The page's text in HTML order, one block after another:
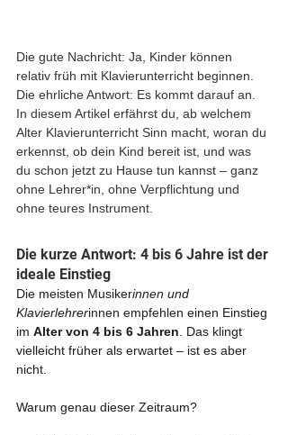
Die gute Nachricht: Ja, Kinder können
relativ früh mit Klavierunterricht beginnen.
Die ehrliche Antwort: Es kommt darauf an.
In diesem Artikel erfährst du, ab welchem
Alter Klavierunterricht Sinn macht, woran du
erkennst, ob dein Kind bereit ist, und was
du schon jetzt zu Hause tun kannst – ganz
ohne Lehrer*in, ohne Verpflichtung und
ohne teures Instrument.
Die kurze Antwort: 4 bis 6 Jahre ist der
ideale Einstieg
Die meisten Musikerinnen und
Klavierlehrerinnen empfehlen einen Einstieg
im Alter von 4 bis 6 Jahren. Das klingt
vielleicht früher als erwartet – ist es aber
nicht.
Warum genau dieser Zeitraum?